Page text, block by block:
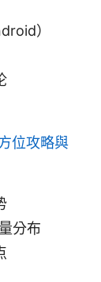
）
位攻略與
分布